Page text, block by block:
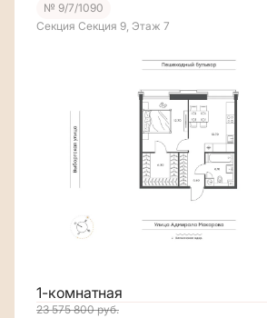
№ 9/7/1090
Секция Секция 9, Этаж 7
1-комнатная
23 575 800руб.